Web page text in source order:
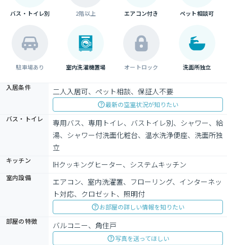
バス・トイレ別 2階以上 エアコン付き ペット相談可
駐車場あり 室内洗濯機置場 オートロック 洗面所独立
入居条件 二人入居可、ペット相談、保証人不要
最新の空室状況が知りたい
バス・トイレ
専用バス、専用トイレ、バストイレ別、シャワー、給
湯、シャワー付洗面化粧台、温水洗浄便座、洗面所独
立
キッチン IHクッキングヒーター、システムキッチン
室内設備
エアコン、室内洗濯置、フローリング、インターネッ
ト対応、クロゼット、照明付
お部屋の詳しい情報を知りたい
部屋の特徴
バルコニー、角住戸
写真を送ってほしい